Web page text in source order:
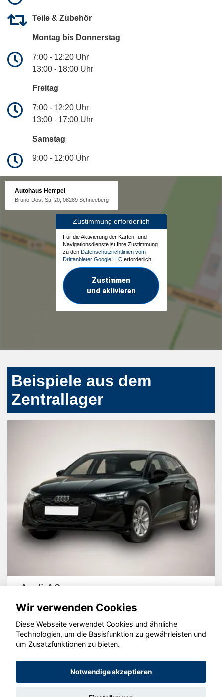
Teile & Zubehör
Montag bis Donnerstag
7:00 - 12:20 Uhr
13:00 - 18:00 Uhr
Freitag
7:00 - 12:20 Uhr
13:00 - 17:00 Uhr
Samstag
9:00 - 12:00 Uhr
Autohaus Hempel
Bruno-Dost-Str. 20, 08289 Schneeberg
Zustimmung erforderlich
Für die Aktivierung der Karten- und
Navigationsdienste ist Ihre Zustimmung
zu den Datenschutzrichtlinien vom
Drittanbieter Google LLC erforderlich.
Zustimmen
und aktivieren
Beispiele aus dem
Zentrallager
Audi A3
© konjunkturmotor.de GmbH 2020 - 2026
Wir verwenden Cookies
Diese Webseite verwendet Cookies und ähnliche
Technologien, um die Basisfunktion zu gewährleisten und
um Zusatzfunktionen zu bieten.
Notwendige akzeptieren